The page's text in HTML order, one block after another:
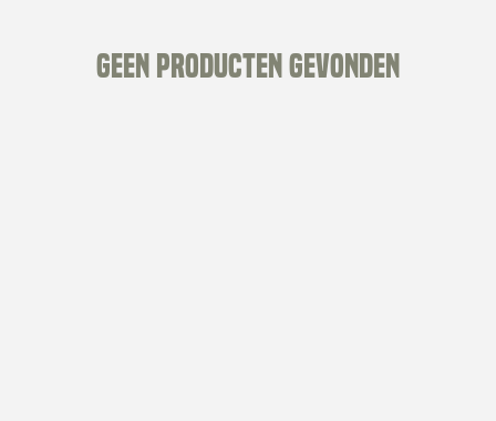
Geen producten gevonden